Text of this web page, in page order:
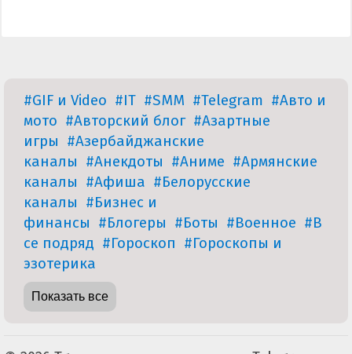
#GIF и Video #IT #SMM #Telegram #Авто и
мото #Авторский блог #Азартные
игры #Азербайджанские
каналы #Анекдоты #Аниме #Армянские
каналы #Афиша #Белорусские
каналы #Бизнес и
финансы #Блогеры #Боты #Военное #В
се подряд #Гороскоп #Гороскопы и
эзотерика
Показать все